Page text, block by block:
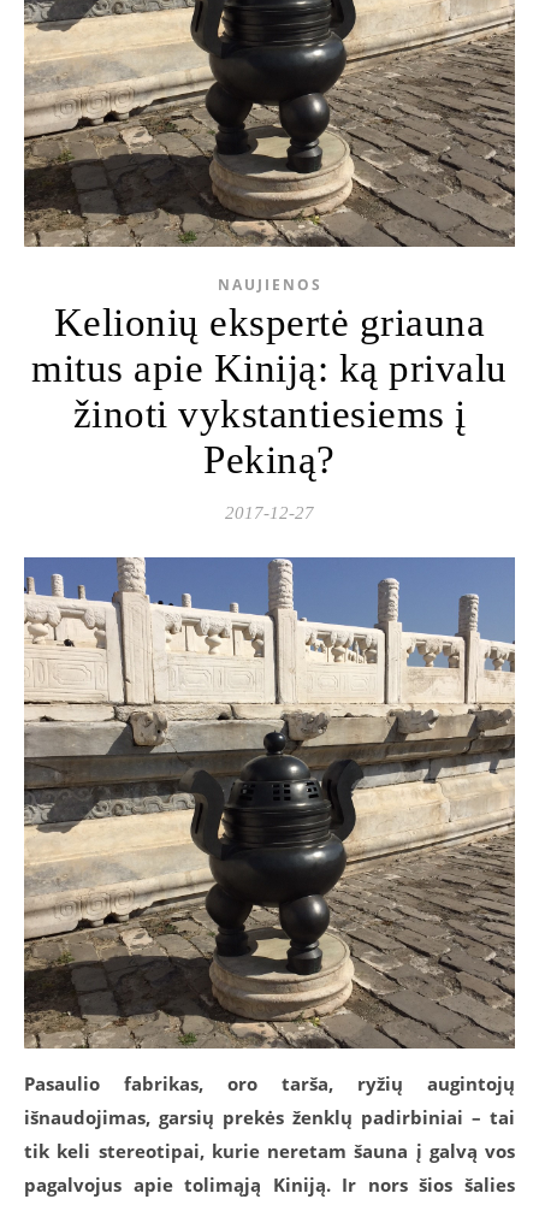
NAUJIENOS
Kelionių ekspertė griauna
mitus apie Kiniją: ką privalu
žinoti vykstantiesiems į
Pekiną?
2017-12-27
Pasaulio fabrikas, oro tarša, ryžių augintojų
išnaudojimas, garsių prekės ženklų padirbiniai – tai
tik keli stereotipai, kurie neretam šauna į galvą vos
pagalvojus apie tolimąją Kiniją. Ir nors šios šalies